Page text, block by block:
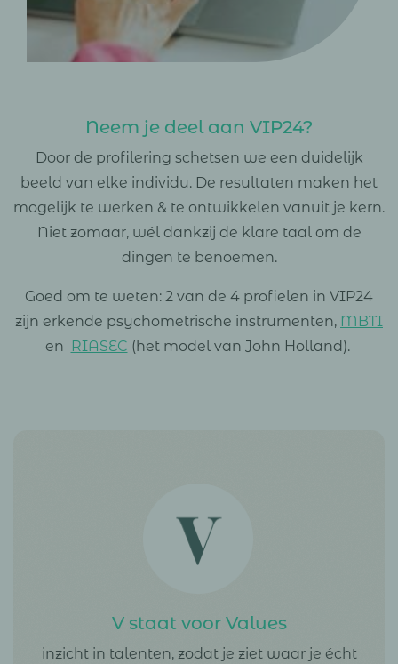
Neem je deel aan VIP24?
Door de profilering schetsen we een duidelijk
beeld van elke individu. De resultaten maken het
mogelijk te werken & te ontwikkelen vanuit je kern.
Niet zomaar, wél dankzij de klare taal om de
dingen te benoemen.
Goed om te weten: 2 van de 4 profielen in VIP24
zijn erkende psychometrische instrumenten, MBTI
en RIASEC (het model van John Holland).
V staat voor Values
inzicht in talenten, zodat je ziet waar je écht